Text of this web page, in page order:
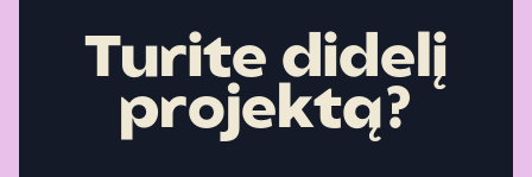
Turite didelį
projektą?